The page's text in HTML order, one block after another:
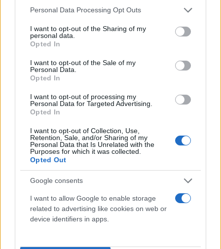
Please note that this website/app uses one or more Google
not limited to your visit or usage behaviour. You may click to
grant or deny consent to Google and its third-party tags to
use your data for below specified purposes in below Google
consent section.
Personal Data Processing Opt Outs
I want to opt-out of the Sharing of my
personal data.
Opted In
I want to opt-out of the Sale of my
Personal Data.
Opted In
I want to opt-out of processing my
Personal Data for Targeted Advertising.
Opted In
I want to opt-out of Collection, Use,
Retention, Sale, and/or Sharing of my
Personal Data that Is Unrelated with the
Purposes for which it was collected.
Opted Out
Google consents
I want to allow Google to enable storage
related to advertising like cookies on web or
device identifiers in apps.
Αντίθετα το «Έτερος εγώ» τουΣωτήρη
Τσαφούλια που παίχτηκε στονΑΝΤ1αρκέστηκε
σε ένα μόλις 4% στο σύνολο και 4,6% στα δυναμικά